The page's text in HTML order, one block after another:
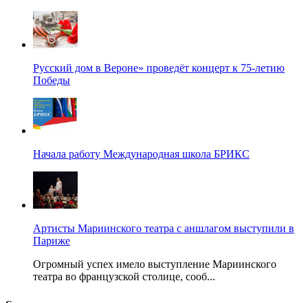
Русский дом в Вероне» проведёт концерт к 75-летию
Победы
Начала работу Международная школа БРИКС
Артисты Мариинского театра с аншлагом выступили в
Париже
Огромный успех имело выступление Мариинского
театра во французской столице, сооб...